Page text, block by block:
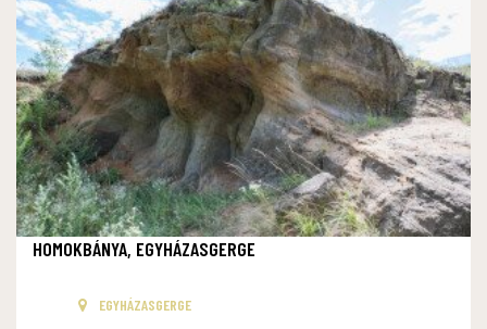
HOMOKBÁNYA, EGYHÁZASGERGE
EGYHÁZASGERGE